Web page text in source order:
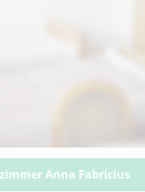
Anna Fabricius